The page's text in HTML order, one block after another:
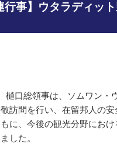
行事】ウタラディッ
口総領事は、ソムワン・
訪問を行い、在留邦人の
に、今後の観光分野におけ
ました。